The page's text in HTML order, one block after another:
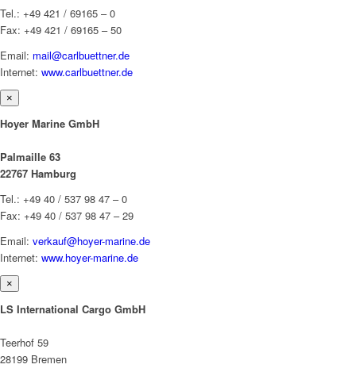
Tel.: +49 421 / 69165 – 0
Fax: +49 421 / 69165 – 50
Email: mail@carlbuettner.de
Internet: www.carlbuettner.de
×
Hoyer Marine GmbH
Palmaille 63
22767 Hamburg
Tel.: +49 40 / 537 98 47 – 0
Fax: +49 40 / 537 98 47 – 29
Email: verkauf@hoyer-marine.de
Internet: www.hoyer-marine.de
×
LS International Cargo GmbH
Teerhof 59
28199 Bremen